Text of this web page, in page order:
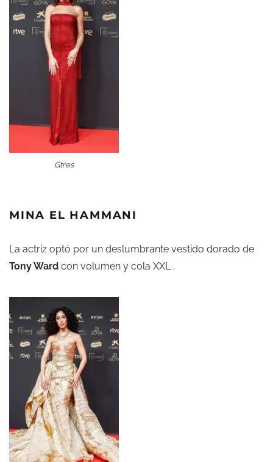
Gtres
MINA EL HAMMANI
La actriz optó por un deslumbrante vestido dorado de
Tony Ward con volumen y cola XXL .